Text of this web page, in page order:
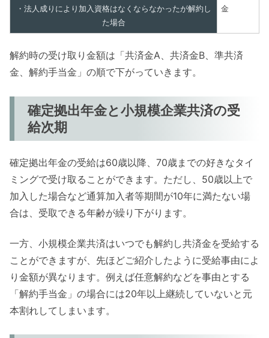
・法人成りにより加入資格はなくならなかったが解約し
た場合
金
解約時の受け取り金額は「共済金A、共済金B、準共済
金、解約手当金」の順で下がっていきます。
確定拠出年金と小規模企業共済の受
給次期
確定拠出年金の受給は60歳以降、70歳までの好きなタイ
ミングで受け取ることができます。ただし、50歳以上で
加入した場合など通算加入者等期間が10年に満たない場
合は、受取できる年齢が繰り下がります。
一方、小規模企業共済はいつでも解約し共済金を受給する
ことができますが、先ほどご紹介したように受給事由によ
り金額が異なります。例えば任意解約などを事由とする
「解約手当金」の場合には20年以上継続していないと元
本割れしてしまいます。